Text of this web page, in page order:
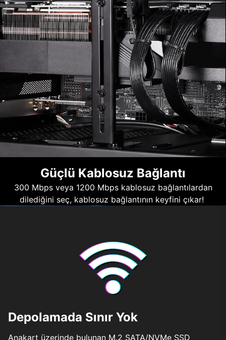
Güçlü Kablosuz Bağlantı
300 Mbps veya 1200 Mbps kablosuz bağlantılardan
dilediğini seç, kablosuz bağlantının keyfini çıkar!
Depolamada Sınır Yok
Anakart üzerinde bulunan M.2 SATA/NVMe SSD